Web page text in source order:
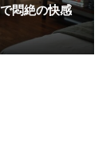
悶絶の快感